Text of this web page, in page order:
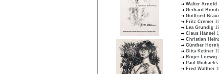
Walter Arnold
Gerhard
Gottfried
Fritz Cremer
Lea Grundig
Claus Hänsel
Christian
Günther
Gitta Kettner
Roger Loewig
Paul Michaelis
Fred Walther